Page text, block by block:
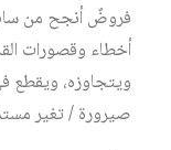
فروضٌ أنجح من
أخطاء وقصورات
ويتجاوزه، ويقطع
صيرورة / تغير